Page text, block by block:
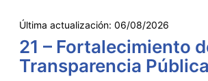
Última actualización: 06/08/2026
21 – Fortalecimiento
Transparencia Pública